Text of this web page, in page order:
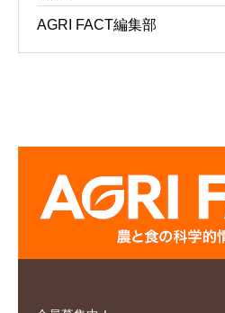
AGRI FACT編集部